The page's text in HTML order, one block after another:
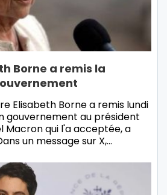
Borne a remis la
Elisabeth Borne a remis lundi
gouvernement au président
Macron qui l'a acceptée, a
un message sur X,…